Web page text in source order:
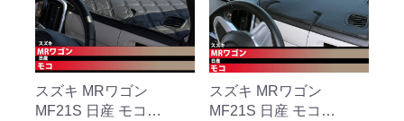
スズキ MRワゴン
MF21S 日産 モコ
スズキ MRワゴン
MF21S 日産 モコ